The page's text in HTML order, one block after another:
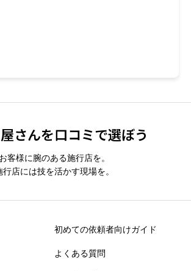
さんを口コミで選ぼう
お客様に腕のある施行店を。
行店には技を活かす現場を。
初めての依頼者向けガイド
よくある質問